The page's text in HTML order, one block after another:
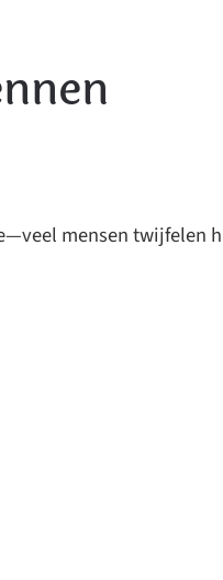
mensen twijfelen